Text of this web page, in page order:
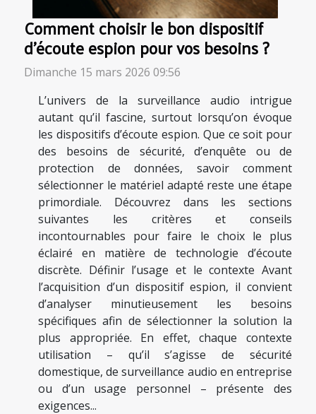
Comment choisir le bon dispositif
d'écoute espion pour vos besoins ?
Dimanche 15 mars 2026 09:56
L’univers de la surveillance audio intrigue
autant qu’il fascine, surtout lorsqu’on évoque
les dispositifs d’écoute espion. Que ce soit pour
des besoins de sécurité, d’enquête ou de
protection de données, savoir comment
sélectionner le matériel adapté reste une étape
primordiale. Découvrez dans les sections
suivantes les critères et conseils
incontournables pour faire le choix le plus
éclairé en matière de technologie d’écoute
discrète. Définir l’usage et le contexte Avant
l’acquisition d’un dispositif espion, il convient
d’analyser minutieusement les besoins
spécifiques afin de sélectionner la solution la
plus appropriée. En effet, chaque contexte
utilisation – qu’il s’agisse de sécurité
domestique, de surveillance audio en entreprise
ou d’un usage personnel – présente des
exigences...